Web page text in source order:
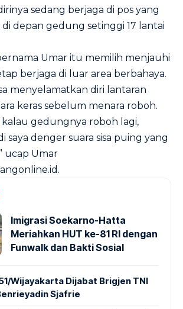
sedang berjaga di pos yang
di depan gedung setinggi 17 lantai
Umar itu memilih menjauhi
berjaga di luar area berbahaya.
menyelamatkan diri lantaran
keras sebelum menara roboh.
kalau gedungnya roboh lagi,
saya denger suara sisa puing yang
ucap Umar
.
Imigrasi Soekarno-Hatta
Meriahkan HUT ke-81 RI dengan
Funwalk dan Bakti Sosial
Wijayakarta Dijabat Brigjen TNI
Sjafrie